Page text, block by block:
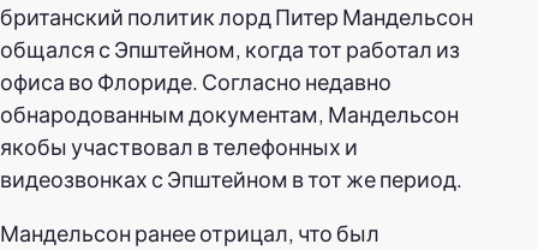
британский политик лорд Питер Мандельсон
общался с Эпштейном, когда тот работал из
офиса во Флориде. Согласно недавно
обнародованным документам, Мандельсон
якобы участвовал в телефонных и
видеозвонках с Эпштейном в тот же период.
Мандельсон ранее отрицал, что был